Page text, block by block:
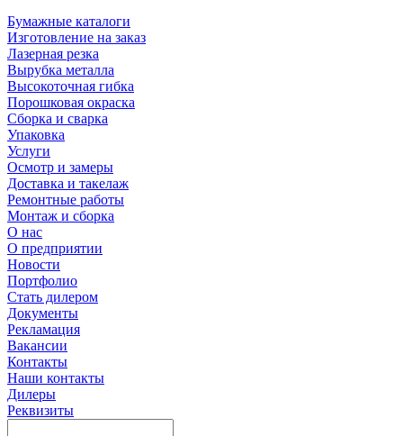
Бумажные каталоги
Изготовление на заказ
Лазерная резка
Вырубка металла
Высокоточная гибка
Порошковая окраска
Сборка и сварка
Упаковка
Услуги
Осмотр и замеры
Доставка и такелаж
Ремонтные работы
Монтаж и сборка
О нас
О предприятии
Новости
Портфолио
Стать дилером
Документы
Рекламация
Вакансии
Контакты
Наши контакты
Дилеры
Реквизиты